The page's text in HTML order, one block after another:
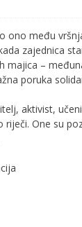
ono među
zajednica
majica –
poruka
aktivist,
riječi. One su